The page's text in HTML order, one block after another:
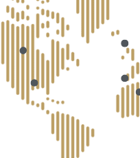
den USA